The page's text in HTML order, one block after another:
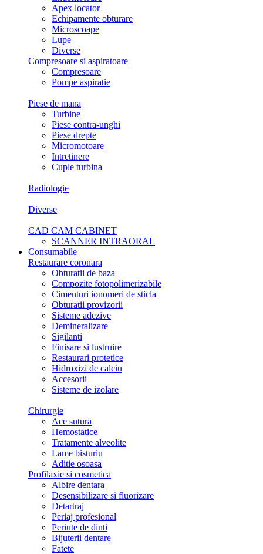
Apex locator
Echipamente obturare
Microscoape
Lupe
Diverse
Compresoare si aspiratoare
Compresoare
Pompe aspiratie
Piese de mana
Turbine
Piese contra-unghi
Piese drepte
Micromotoare
Intretinere
Cuple turbina
Radiologie
Diverse
CAD CAM CABINET
SCANNER INTRAORAL
Consumabile
Restaurare coronara
Obturatii de baza
Compozite fotopolimerizabile
Cimenturi ionomeri de sticla
Obturatii provizorii
Sisteme adezive
Demineralizare
Sigilanti
Finisare si lustruire
Restaurari protetice
Hidroxizi de calciu
Accesorii
Sisteme de izolare
Chirurgie
Ace sutura
Hemostatice
Tratamente alveolite
Lame bisturiu
Aditie osoasa
Profilaxie si cosmetica
Albire dentara
Desensibilizare si fluorizare
Detartraj
Periaj profesional
Periute de dinti
Bijuterii dentare
Fatete